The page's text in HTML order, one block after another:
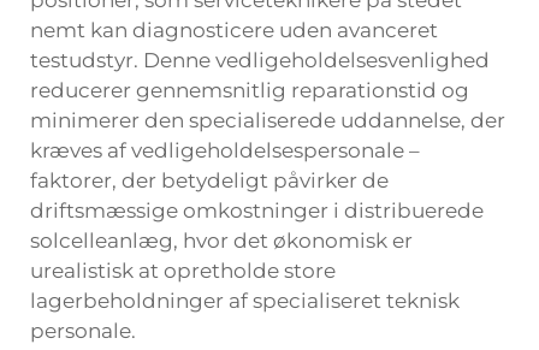
nemt kan diagnosticere uden avanceret
testudstyr. Denne vedligeholdelsesvenlighed
reducerer gennemsnitlig reparationstid og
minimerer den specialiserede uddannelse, der
kræves af vedligeholdelsespersonale –
faktorer, der betydeligt påvirker de
driftsmæssige omkostninger i distribuerede
solcelleanlæg, hvor det økonomisk er
urealistisk at opretholde store
lagerbeholdninger af specialiseret teknisk
personale.